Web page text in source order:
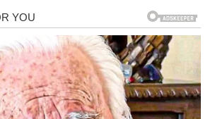
jepranje na 90 ili 95 stupnjevajedini
bude zaista čisto i higijenski sigurno. Iako
učinkovito uklanjaju bakterije,
ima i značajne nedostatke.